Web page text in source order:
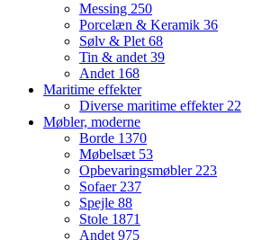
Messing 250
Porcelæn & Keramik 36
Sølv & Plet 68
Tin & andet 39
Andet 168
Maritime effekter
Diverse maritime effekter 22
Møbler, moderne
Borde 1370
Møbelsæt 53
Opbevaringsmøbler 223
Sofaer 237
Spejle 88
Stole 1871
Andet 975